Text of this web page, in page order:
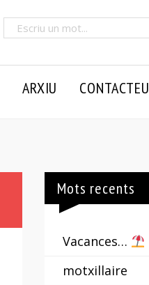
ARXIU CONTACTEU
Mots recents
Vacances…
motxillaire